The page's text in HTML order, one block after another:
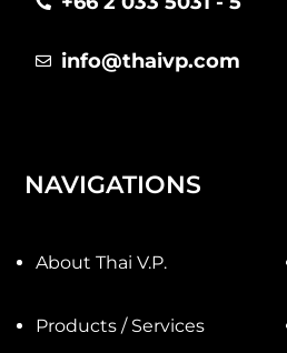
info@thaivp.com
NAVIGATIONS
About Thai V.P.
Products / Services